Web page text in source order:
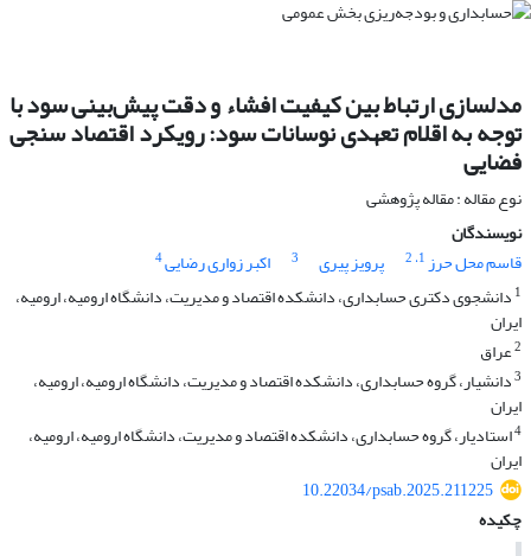
مدلسازی ارتباط بین کیفیت افشاء و دقت پیش‌بینی سود با
توجه به اقلام تعهدی نوسانات سود: رویکرد اقتصاد سنجی
فضایی
نوع مقاله : مقاله پژوهشی
نویسندگان
قاسم محل حرز1، 2 پرویز پیری 3 اکبر زواری رضایی4
1 دانشجوی دکتری حسابداری، دانشکده اقتصاد و مدیریت، دانشگاه ارومیه، ارومیه،
ایران
2عراق
3دانشیار، گروه حسابداری، دانشکده اقتصاد و مدیریت، دانشگاه ارومیه، ارومیه،
ایران
4استادیار، گروه حسابداری، دانشکده اقتصاد و مدیریت، دانشگاه ارومیه، ارومیه،
ایران
10.22034/psab.2025.211225
چکیده